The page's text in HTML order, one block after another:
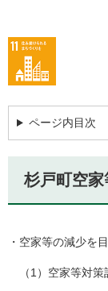
ページ内目次
杉戸町空
・空家等の減少を
（1）空家等対策